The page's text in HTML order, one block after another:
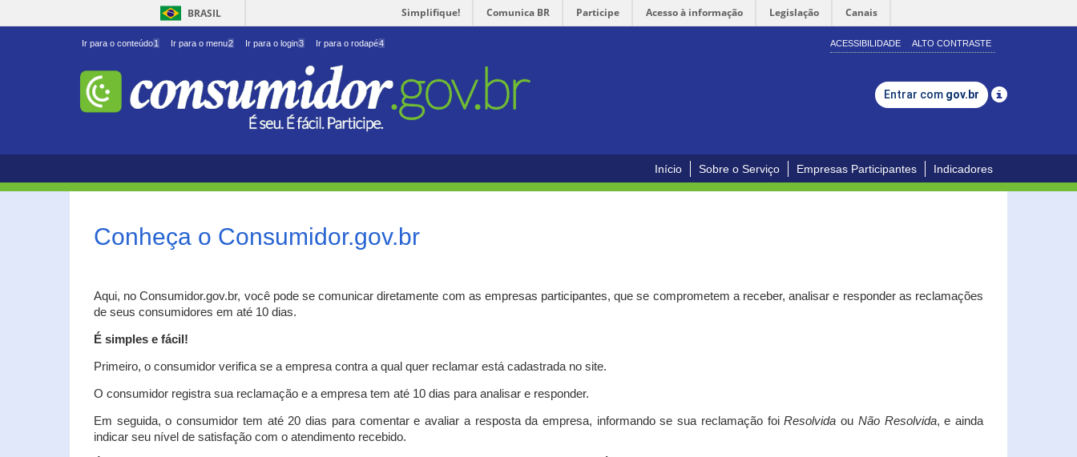
BRASIL Simplifique! Comunica BR Participe Acesso à informação Legislação Canais
Ir para o conteúdo1 Ir para o menu2 Ir para o login3 Ir para o rodapé4 ACESSIBILIDADE ALTO CONTRASTE
Entrar com gov.br
Início Sobre o Serviço Empresas Participantes Indicadores
Conheça o Consumidor.gov.br
Aqui, no Consumidor.gov.br, você pode se comunicar diretamente com as empresas participantes, que se comprometem a receber, analisar e responder as reclamações
de seus consumidores em até 10 dias.
É simples e fácil!
Primeiro, o consumidor verifica se a empresa contra a qual quer reclamar está cadastrada no site.
O consumidor registra sua reclamação e a empresa tem até 10 dias para analisar e responder.
Em seguida, o consumidor tem até 20 dias para comentar e avaliar a resposta da empresa, informando se sua reclamação foiResolvida ou Não Resolvida, e ainda
indicar seu nível de satisfação com o atendimento recebido.